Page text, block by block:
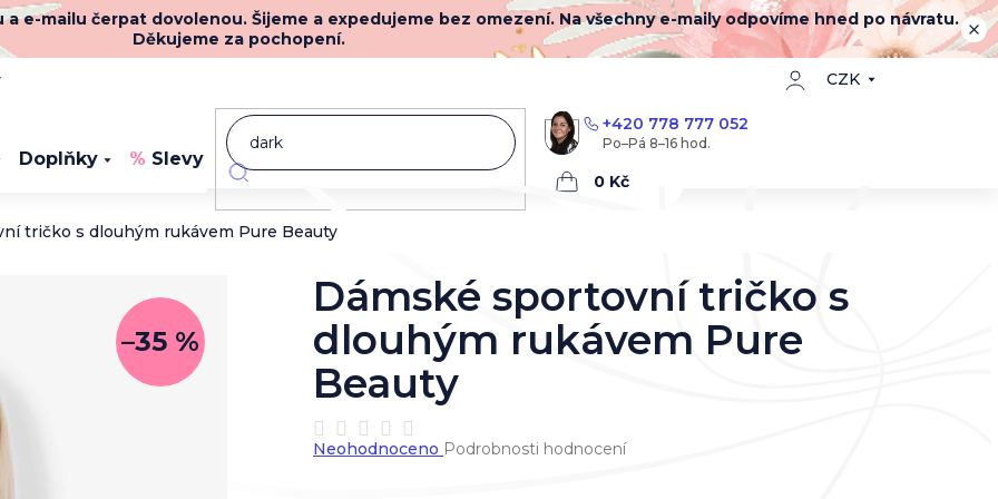
e-mailu čerpat dovolenou. Šijeme a expedujeme bez omezení. Na všechny e-maily odpovíme hned po návratu.
Děkujeme za pochopení.
CZK
+420 778 777 052
Nákupní
Doplňky Slevy Novinky
tričko s dlouhým rukávem Pure Beauty
–35 %
Dámské sportovní tričko s
dlouhým rukávem Pure
Beauty
Průměrné
hodnocení
Neohodnoceno Podrobnosti hodnocení